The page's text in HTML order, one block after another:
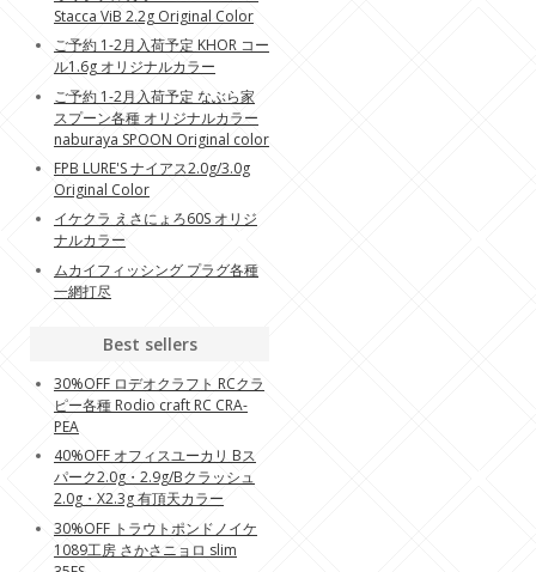
Stacca ViB 2.2g Original Color
ご予約 1-2月入荷予定 KHOR コー
ル1.6g オリジナルカラー
ご予約 1-2月入荷予定 なぶら家
スプーン各種 オリジナルカラー
naburaya SPOON Original color
FPB LURE'S ナイアス2.0g/3.0g
Original Color
イケクラ えさにょろ60S オリジ
ナルカラー
ムカイフィッシング プラグ各種
一網打尽
Best sellers
30%OFF ロデオクラフト RCクラ
ピー各種 Rodio craft RC CRA-
PEA
40%OFF オフィスユーカリ Bス
パーク2.0g・2.9g/Bクラッシュ
2.0g・X2.3g 有頂天カラー
30%OFF トラウトポンドノイケ
1089工房 さかさニョロ slim